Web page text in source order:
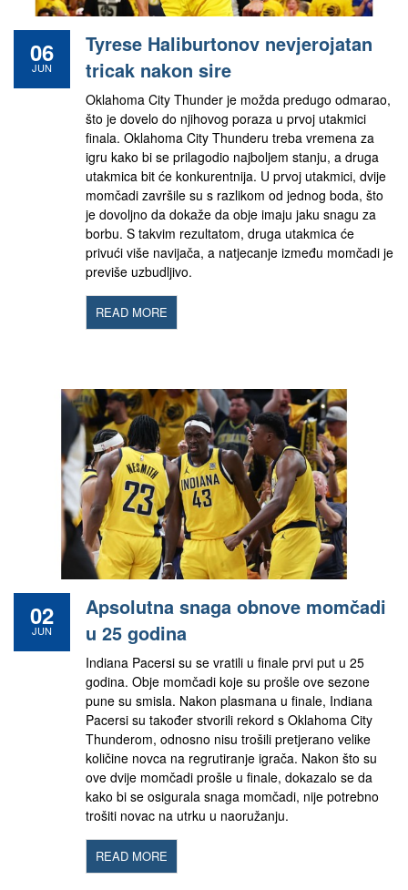
06
JUN
Tyrese Haliburtonov nevjerojatan
tricak nakon sire
Oklahoma City Thunder je možda predugo odmarao,
što je dovelo do njihovog poraza u prvoj utakmici
finala. Oklahoma City Thunderu treba vremena za
igru ​​kako bi se prilagodio najboljem stanju, a druga
utakmica bit će konkurentnija. U prvoj utakmici, dvije
momčadi završile su s razlikom od jednog boda, što
je dovoljno da dokaže da obje imaju jaku snagu za
borbu. S takvim rezultatom, druga utakmica će
privući više navijača, a natjecanje između momčadi je
previše uzbudljivo.
READ MORE
02
JUN
Apsolutna snaga obnove momčadi
u 25 godina
Indiana Pacersi su se vratili u finale prvi put u 25
godina. Obje momčadi koje su prošle ove sezone
pune su smisla. Nakon plasmana u finale, Indiana
Pacersi su također stvorili rekord s Oklahoma City
Thunderom, odnosno nisu trošili pretjerano velike
količine novca na regrutiranje igrača. Nakon što su
ove dvije momčadi prošle u finale, dokazalo se da
kako bi se osigurala snaga momčadi, nije potrebno
trošiti novac na utrku u naoružanju.
READ MORE